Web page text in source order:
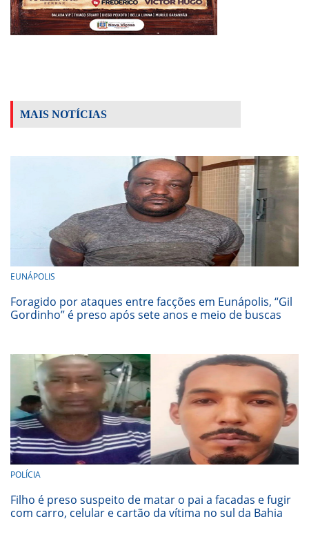
MAIS NOTÍCIAS
EUNÁPOLIS
Foragido por ataques entre facções em Eunápolis, “Gil
Gordinho” é preso após sete anos e meio de buscas
POLÍCIA
Filho é preso suspeito de matar o pai a facadas e fugir
com carro, celular e cartão da vítima no sul da Bahia